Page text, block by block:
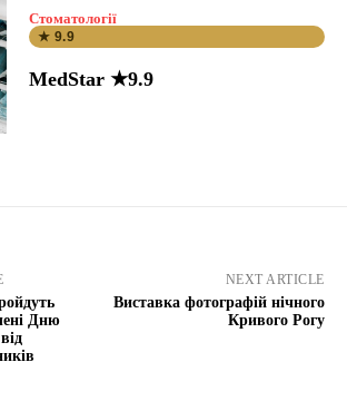
Стоматології
★ 9.9
MedStar ★9.9
Дню
NEXT ARTICLE
Виставка фотографій нічного
Кривого Рогу